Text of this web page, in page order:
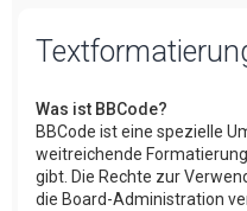
Was ist BBCode?
BBCode ist eine spezielle
weitreichende
gibt. Die Rechte zur
die Board-Administration